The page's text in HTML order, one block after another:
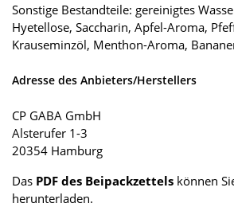
Sonstige Bestandteile: gereinigtes
Hyetellose, Saccharin, Apfel-Aroma,
Krauseminzöl, Menthon-Aroma,
Adresse des Anbieters/Herstellers
CP GABA GmbH
Alsterufer 1-3
20354 Hamburg
Das PDF des Beipackzettels können
herunterladen.